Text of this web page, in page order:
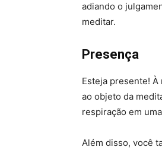
adiando o
meditar.
Presença
Esteja presente!
ao objeto da
respiração em
Além disso, você